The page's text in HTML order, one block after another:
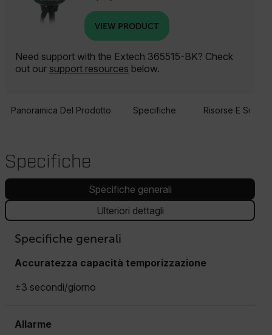
VIEW PRODUCT
Need support with the Extech 365515-BK? Check
out our support resources below.
Panoramica Del Prodotto Specifiche Risorse E
Specifiche
Specifiche generali
Ulteriori dettagli
Specifiche generali
Accuratezza capacità temporizzazione
±3 secondi/giorno
Allarme